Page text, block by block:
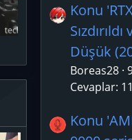
Konu
Düşük
Boreas28
Cevaplar: 11
Konu